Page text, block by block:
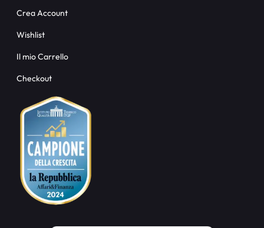
Crea Account
Wishlist
Il mio Carrello
Checkout